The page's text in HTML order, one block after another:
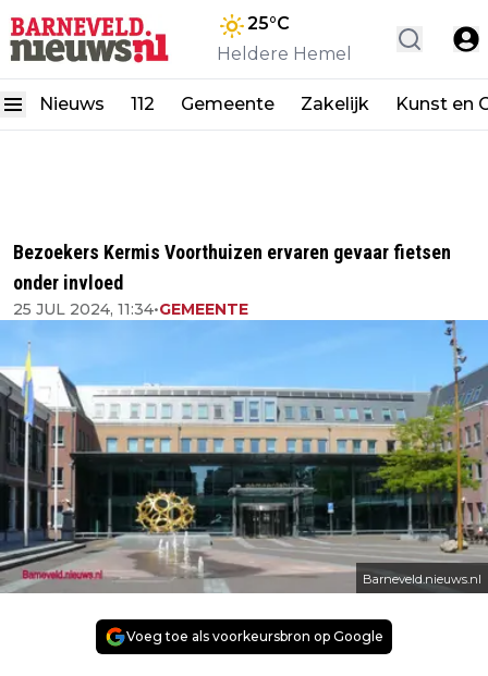
25°C
Heldere Hemel
Nieuws 112 Gemeente Zakelijk Kunst en
Bezoekers Kermis Voorthuizen ervaren gevaar fietsen
onder invloed
25 JUL 2024, 11:34•GEMEENTE
Barneveld.nieuws.nl
Voeg toe als voorkeursbron op Google